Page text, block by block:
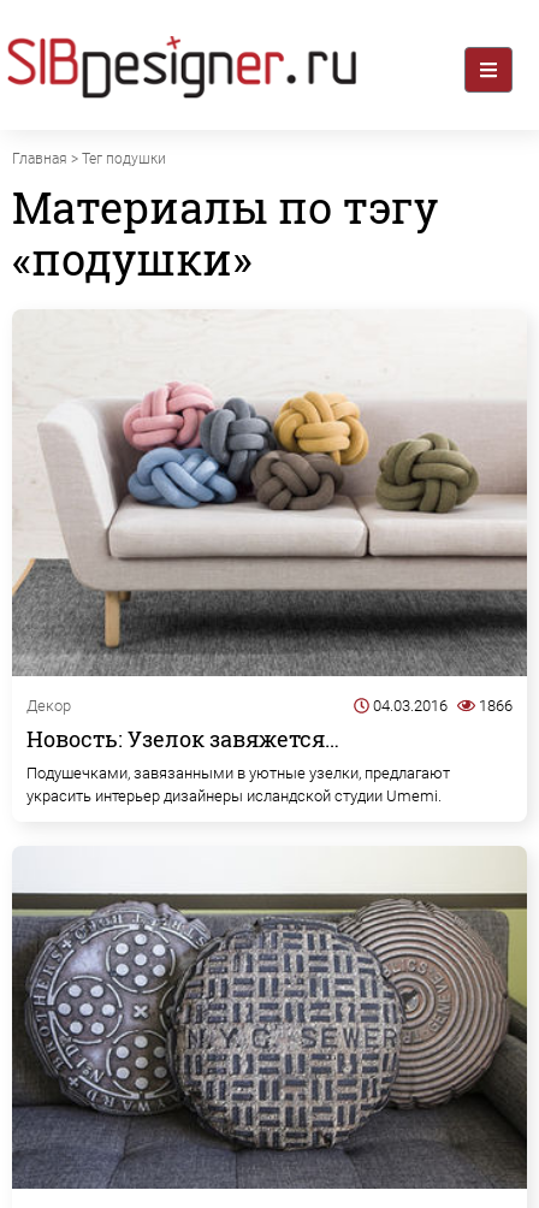
Главная > Тег подушки
Материалы по тэгу
«подушки»
Декор 04.03.2016 1866
Новость: Узелок завяжется…
Подушечками, завязанными в уютные узелки, предлагают
украсить интерьер дизайнеры исландской студии Umemi.